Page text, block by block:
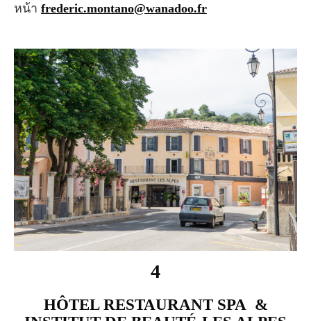
หน้า frederic.montano@wanadoo.fr
4
HÔTEL RESTAURANT SPA &